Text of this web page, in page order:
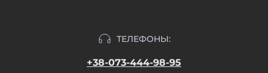
ТЕЛЕФОНЫ:
+38-073-444-98-95